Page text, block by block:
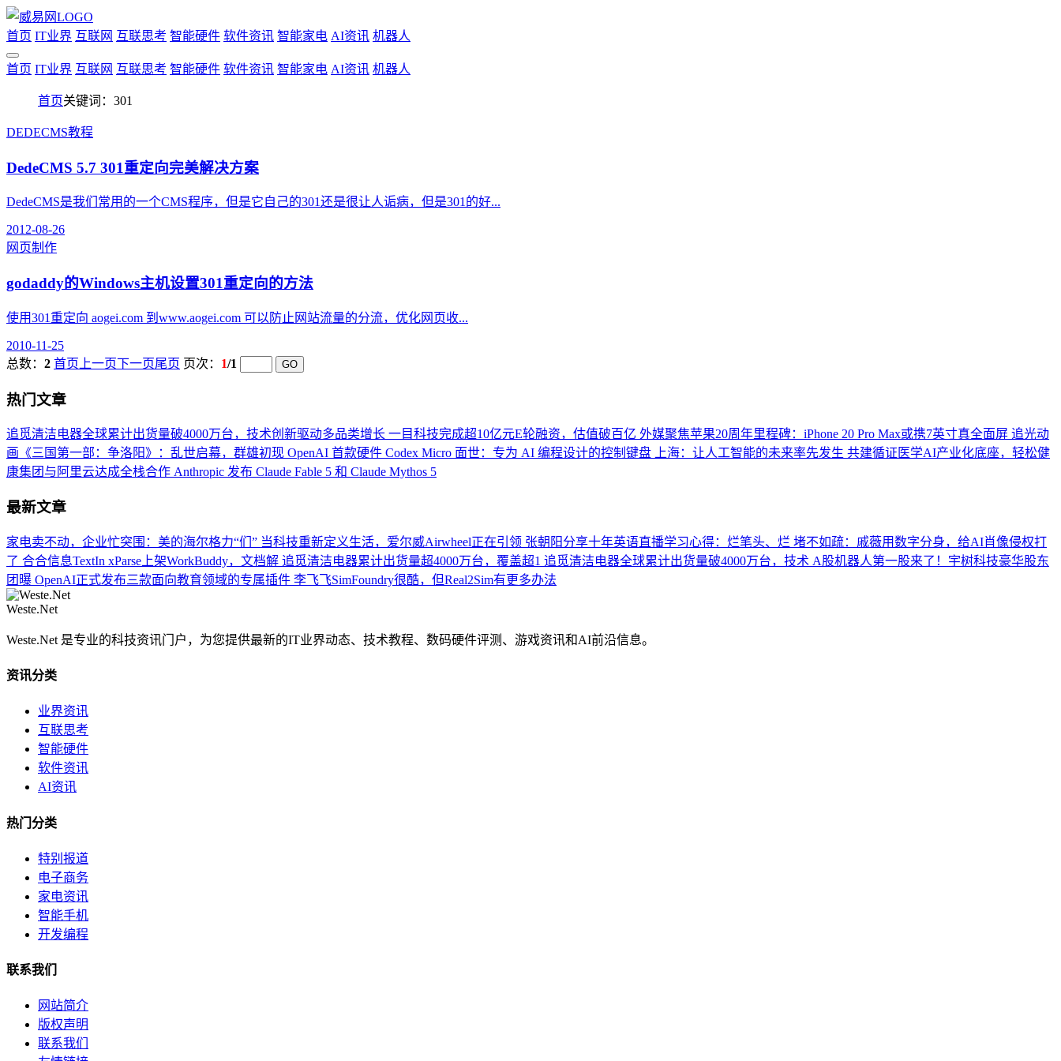
首页 IT业界 互联网 互联思考 智能硬件 软件资讯 智能家电 AI资讯 机器人
首页 IT业界 互联网 互联思考 智能硬件 软件资讯 智能家电 AI资讯 机器人
首页关键词：301
DEDECMS教程
DedeCMS 5.7 301重定向完美解决方案
DedeCMS是我们常用的一个CMS程序，但是它自己的301还是很让人诟病，但是301的好...
2012-08-26
网页制作
godaddy的Windows主机设置301重定向的方法
使用301重定向 aogei.com 到www.aogei.com 可以防止网站流量的分流，优化网页收...
2010-11-25
总数： 2 首页 上一页下一页尾页 页次： 1/1
热门文章
追觅清洁电器全球累计出货量破4000万台，技术创新驱动多品类增长 一目科技完成超10亿元E轮融资，估值破百亿 外媒聚焦苹果20周年里程碑：iPhone 20 Pro Max或携7英寸真全面屏 追光动
画《三国第一部：争洛阳》：乱世启幕，群雄初现 OpenAI 首款硬件 Codex Micro 面世：专为 AI 编程设计的控制键盘 上海：让人工智能的未来率先发生 共建循证医学AI产业化底座，轻松健
康集团与阿里云达成全栈合作 Anthropic 发布 Claude Fable 5 和 Claude Mythos 5
最新文章
家电卖不动，企业忙突围：美的海尔格力“们” 当科技重新定义生活，爱尔威Airwheel正在引领 张朝阳分享十年英语直播学习心得：烂笔头、烂 堵不如疏：戚薇用数字分身，给AI肖像侵权打
了 合合信息TextIn xParse上架WorkBuddy，文档解 追觅清洁电器累计出货量超4000万台，覆盖超1 追觅清洁电器全球累计出货量破4000万台，技术 A股机器人第一股来了！宇树科技豪华股东
团曝 OpenAI正式发布三款面向教育领域的专属插件 李飞飞SimFoundry很酷，但Real2Sim有更多办法
Weste.Net
Weste.Net 是专业的科技资讯门户，为您提供最新的IT业界动态、技术教程、数码硬件评测、游戏资讯和AI前沿信息。
资讯分类
业界资讯
互联思考
智能硬件
软件资讯
AI资讯
热门分类
特别报道
电子商务
家电资讯
智能手机
开发编程
联系我们
网站简介
版权声明
联系我们